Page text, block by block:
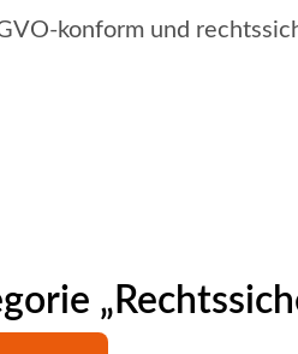
konform und